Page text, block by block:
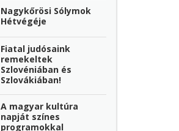
Nagykőrösi Sólymok
Hétvégéje
Fiatal judósaink
remekeltek
Szlovéniában és
Szlovákiában!
A magyar kultúra
napját színes
programokkal